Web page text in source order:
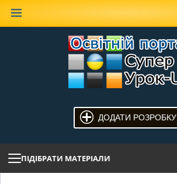
ДОДАТИ РОЗРОБКУ
ПІДІБРАТИ МАТЕРІАЛИ